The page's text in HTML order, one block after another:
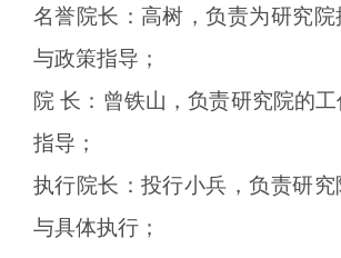
名誉院长：高树，负责为研究院
与政策指导；
院 长：曾铁山，负责研究院的
指导；
执行院长：投行小兵，负责研
与具体执行；